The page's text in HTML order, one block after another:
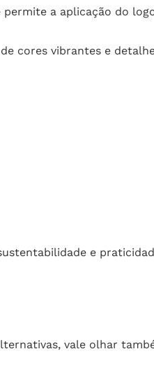
a aplicação do
cores vibrantes e
e
vale olhar